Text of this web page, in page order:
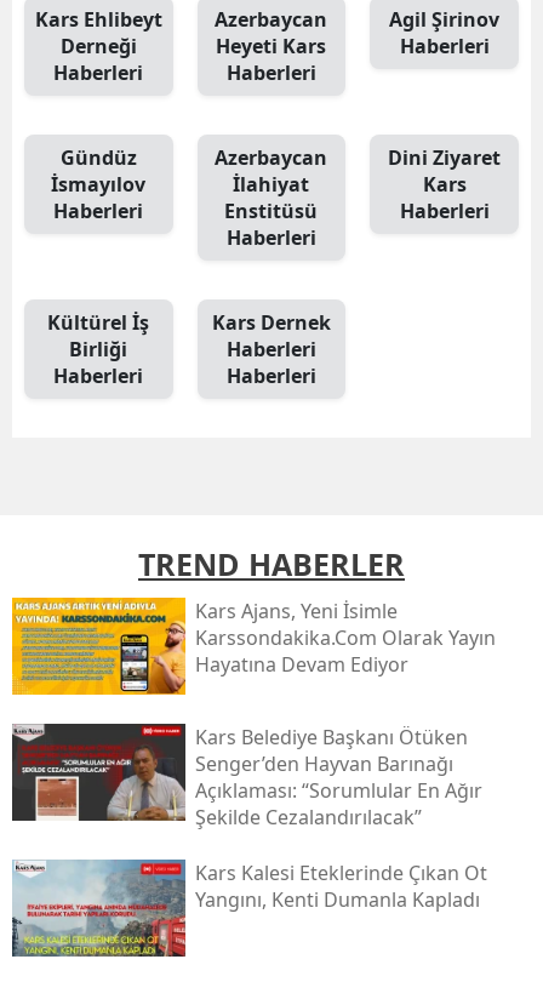
Erzincan
Erzurum
Gaziantep
Giresun
İzmir
Kars
Kastamonu
Kayseri
Kırklareli
Kırşehir
Kocaeli
Kars Ehlibeyt
Derneği
Haberleri
Azerbaycan
Heyeti Kars
Haberleri
Agil Şirinov
Haberleri
Gündüz
İsmayılov
Haberleri
Azerbaycan
İlahiyat
Enstitüsü
Haberleri
Dini Ziyaret
Kars
Haberleri
Kültürel İş
Birliği
Haberleri
Kars Dernek
Haberleri
Haberleri
TREND HABERLER
Kars Ajans, Yeni İsimle
Karssondakika.com Olarak Yayın
Hayatına Devam Ediyor
Kars Belediye Başkanı Ötüken
Senger’den Hayvan Barınağı
Açıklaması: “sorumlular En Ağır
Şekilde Cezalandırılacak”
Kars Kalesi Eteklerinde Çıkan Ot
Yangını, Kenti Dumanla Kapladı